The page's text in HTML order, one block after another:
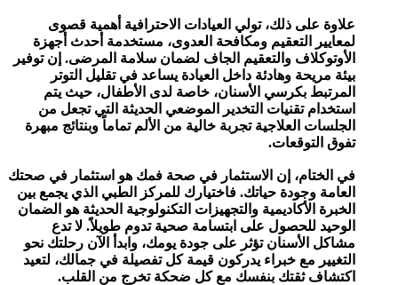
علاوة على ذلك، تولي العيادات الاحترافية أهمية قصوى
لمعايير التعقيم ومكافحة العدوى، مستخدمة أحدث أجهزة
الأوتوكلاف والتعقيم الجاف لضمان سلامة المرضى. إن توفير
بيئة مريحة وهادئة داخل العيادة يساعد في تقليل التوتر
المرتبط بكرسي الأسنان، خاصة لدى الأطفال، حيث يتم
استخدام تقنيات التخدير الموضعي الحديثة التي تجعل من
الجلسات العلاجية تجربة خالية من الألم تماماً وبنتائج مبهرة
تفوق التوقعات.
في الختام، إن الاستثمار في صحة فمك هو استثمار في صحتك
العامة وجودة حياتك. فاختيارك للمركز الطبي الذي يجمع بين
الخبرة الأكاديمية والتجهيزات التكنولوجية الحديثة هو الضمان
الوحيد للحصول على ابتسامة صحية تدوم طويلاً. لا تدع
مشاكل الأسنان تؤثر على جودة يومك، وابدأ الآن رحلتك نحو
التغيير مع خبراء يدركون قيمة كل تفصيلة في جمالك، لتعيد
اكتشاف ثقتك بنفسك مع كل ضحكة تخرج من القلب.